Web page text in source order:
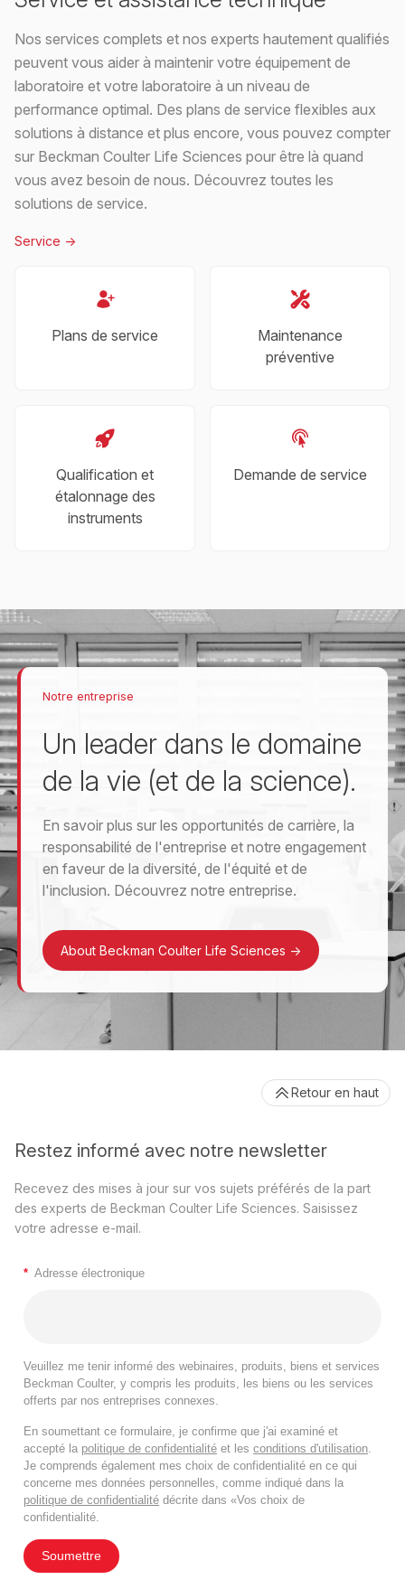
Nos services complets et nos experts hautement qualifiés
peuvent vous aider à maintenir votre équipement de
laboratoire et votre laboratoire à un niveau de
performance optimal. Des plans de service flexibles aux
solutions à distance et plus encore, vous pouvez compter
sur Beckman Coulter Life Sciences pour être là quand
vous avez besoin de nous. Découvrez toutes les
solutions de service.
Service ->
Plans de service
Maintenance
préventive
Qualification et
étalonnage des
instruments
Demande de service
Notre entreprise
Un leader dans le domaine
de la vie (et de la science).
En savoir plus sur les opportunités de carrière, la
responsabilité de l'entreprise et notre engagement
en faveur de la diversité, de l'équité et de
l'inclusion. Découvrez notre entreprise.
About Beckman Coulter Life Sciences ->
Restez informé avec notre newsletter
Recevez des mises à jour sur vos sujets préférés de la part
des experts de Beckman Coulter Life Sciences. Saisissez
votre adresse e-mail.
* Adresse électronique
Veuillez me tenir informé des webinaires, produits, biens et services
Beckman Coulter, y compris les produits, les biens ou les services
offerts par nos entreprises connexes.
En soumettant ce formulaire, je confirme que j'ai examiné et
accepté la politique de confidentialité et les conditions d'utilisation
Je comprends également mes choix de confidentialité en ce qui
concerne mes données personnelles, comme indiqué dans la
politique de confidentialité décrite dans «Vos choix de
confidentialité.
Soumettre
Retour en haut